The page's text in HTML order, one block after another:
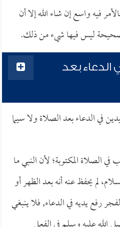
فيه واسع إن شاء الله إلا أن
ليس فيها شيء من ذلك.
بعد
في الدعاء بعد الصلاة ولا سيما
الصلاة المكتوبة؛ لأن النبي ما
لم يحفظ عنه أنه بعد الظهر أو
رفع يديه في الدعاء, فلا ينبغي